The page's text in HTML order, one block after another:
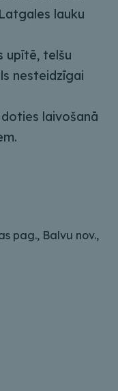
lauku
upītē, telšu
nesteidzīgai
laivošanā
pag., Balvu nov.,